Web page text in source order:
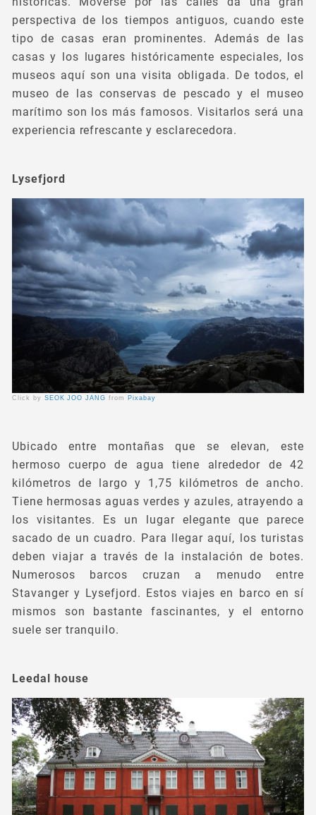
perspectiva de los tiempos antiguos, cuando este
tipo de casas eran prominentes. Además de las
casas y los lugares históricamente especiales, los
museos aquí son una visita obligada. De todos, el
museo de las conservas de pescado y el museo
marítimo son los más famosos. Visitarlos será una
experiencia refrescante y esclarecedora.
Click by SEOK JOO JANGfrom Pixabay
Lysefjord
Ubicado entre montañas que se elevan, este
hermoso cuerpo de agua tiene alrededor de 42
kilómetros de largo y 1,75 kilómetros de ancho.
Tiene hermosas aguas verdes y azules, atrayendo a
los visitantes. Es un lugar elegante que parece
sacado de un cuadro. Para llegar aquí, los turistas
deben viajar a través de la instalación de botes.
Numerosos barcos cruzan a menudo entre
Stavanger y Lysefjord. Estos viajes en barco en sí
mismos son bastante fascinantes, y el entorno
suele ser tranquilo.
Leedal house